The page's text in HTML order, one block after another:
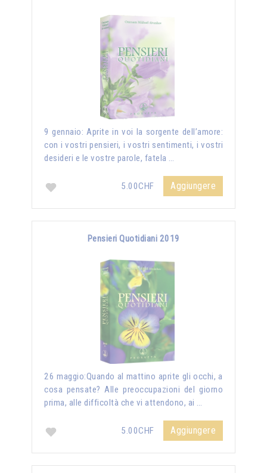
9 gennaio: Aprite in voi la sorgente dell’amore:
con i vostri pensieri, i vostri sentimenti, i vostri
desideri e le vostre parole, fatela …
5.00CHF Aggiungere
Pensieri Quotidiani 2019
26 maggio:Quando al mattino aprite gli occhi, a
cosa pensate? Alle preoccupazioni del giorno
prima, alle difficoltà che vi attendono, ai …
5.00CHF Aggiungere